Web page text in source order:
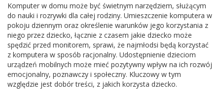
Komputer w domu może być świetnym narzędziem, służącym
do nauki i rozrywki dla całej rodziny. Umieszczenie komputera w
pokoju dziennym oraz określenie warunków jego korzystania z
niego przez dziecko, łącznie z czasem jakie dziecko może
spędzić przed monitorem, sprawi, że najmłodsi będą korzystać
z komputera w sposób racjonalny. Udostępnienie dzieciom
urządzeń mobilnych może mieć pozytywny wpływ na ich rozwój
emocjonalny, poznawczy i społeczny. Kluczowy w tym
względzie jest dobór treści, z jakich korzysta dziecko.